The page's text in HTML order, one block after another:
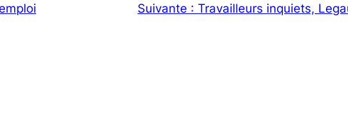
Suivante : Travailleurs inquiets,